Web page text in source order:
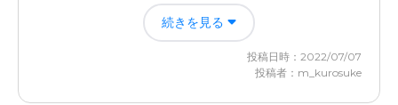
近隣環境や交通アクセスについて
私の自宅からはやや離れており、訪問するときには車でか
なり時間がかかるので、その点が不便だとは思っていま
す。近隣については静かなところでよいと思います。
費用はかかるが、8割程度は本人の年金で賄うことがで
き、介護についても安心してお任せできる。
続きを見る
投稿日時：2022/07/07
投稿者：m_kurosuke